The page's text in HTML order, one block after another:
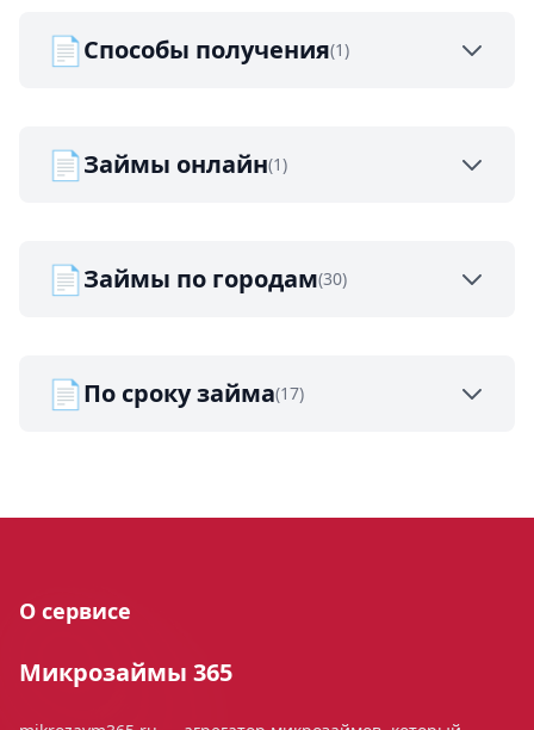
📄Способы получения(1)
📄Займы онлайн(1)
📄Займы по городам(30)
📄По сроку займа(17)
О сервисе
Микрозаймы 365